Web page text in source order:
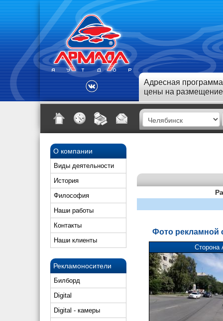
Адресная
цены на размещение
О компании
Виды деятельности
История
Философия
Наши работы
Контакты
Наши клиенты
Рекламоносители
Билборд
Digital
Digital - камеры
Фото рекламной
Сторона